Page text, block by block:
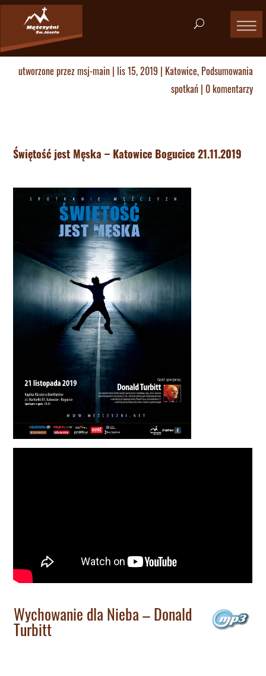
utworzone przezmsj-main| lis 15, 2019| Katowice, Podsumowania
spotkań| 0 komentarzy
Świętość jest Męska – Katowice Bogucice 21.11.2019
Wychowanie dla Nieba – Donald
Turbitt